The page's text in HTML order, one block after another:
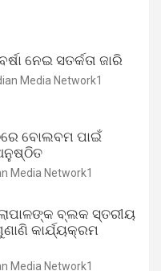
ନେଇ ସତର୍କତା ଜାରି
Media Network1
ବୋଲବମ ପାଇଁ
Media Network1
ବ୍ଲକ ସ୍ତରୀୟ
କାର୍ଯ୍ୟକ୍ରମ
Media Network1